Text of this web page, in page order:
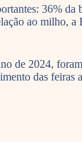
36%
ao milho,
de 2024,
das